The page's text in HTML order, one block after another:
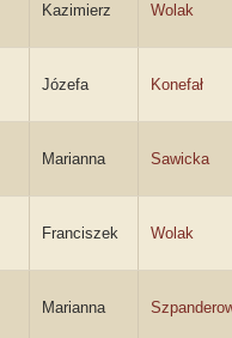
Kazimierz Wolak
Józefa Konefał
Marianna Sawicka
Franciszek Wolak
Marianna